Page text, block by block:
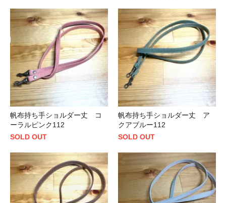
帆布持ち手ショルダー丈 コ
ーラルピンク112
SOLD OUT
帆布持ち手ショルダー丈 ア
クアブルー112
SOLD OUT